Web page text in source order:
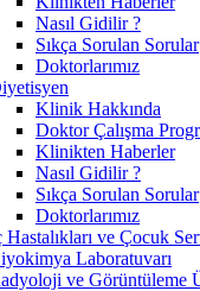
Nasıl Gidilir ?
Sıkça Sorulan Sorular
Doktorlarımız
Klinik Hakkında
Doktor Çalışma
Klinikten Haberler
Nasıl Gidilir ?
Sıkça Sorulan Sorular
Doktorlarımız
Hastalıkları ve Çocuk
Laboratuvarı
ve Görüntüleme